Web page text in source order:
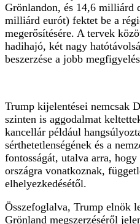
Grönlandon, és 14,6 milliárd
milliárd eurót) fektet be a
megerősítésére. A tervek
hadihajó, két nagy
beszerzése a jobb
Trump kijelentései nemcsak
szinten is aggodalmat
kancellár például
sérthetetlenségének és a
fontosságát, utalva arra,
országra vonatkoznak,
elhelyezkedésétől.
Összefoglalva, Trump elnök
Grönland megszerzéséről